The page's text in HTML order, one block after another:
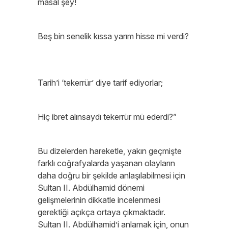
masal şey!
Beş bin senelik kıssa yarım hisse mi verdi?
Tarih’i ‘tekerrür’ diye tarif ediyorlar;
Hiç ibret alınsaydı tekerrür mü ederdi?”
Bu dizelerden hareketle, yakın geçmişte
farklı coğrafyalarda yaşanan olayların
daha doğru bir şekilde anlaşılabilmesi için
Sultan II. Abdülhamid dönemi
gelişmelerinin dikkatle incelenmesi
gerektiği açıkça ortaya çıkmaktadır.
Sultan II. Abdülhamid’i anlamak için, onun